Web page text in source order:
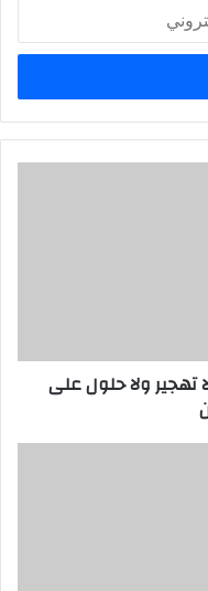
تهجير ولا حلول على